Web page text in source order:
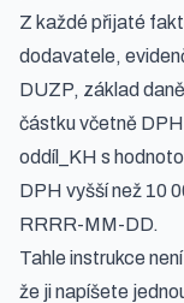
Z každé přijaté
dodavatele,
DUZP, základ
částku včetně
oddíl_KH s
DPH vyšší než 10
RRRR-MM-DD.
Tahle instrukce
že ji napíšete